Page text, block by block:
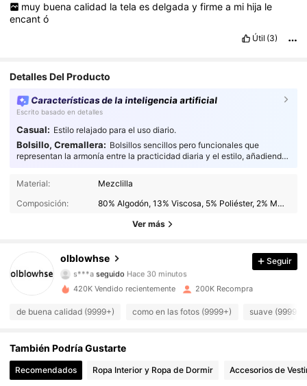
muy buena calidad la tela es delgada y firme a mi hija le
encantó
Útil (3)
Detalles Del Producto
Características de la inteligencia artificial
Escrito basado en detalles
Casual: Estilo relajado para el uso diario.
Bolsillo, Cremallera: Bolsillos sencillos pero funcionales que
representan la armonía entre la practicidad diaria y el estilo, añadiendo
Material:
Mezclilla
Composición:
80% Algodón, 13% Viscosa, 5% Poliéster, 2% Modal
Ver más
olblowhse
4,90
s***a seguido Hace 30 minutos
44K Seguidores
4,90
Seguir
420K Vendido recientemente 200K Recompra
de buena calidad (9999+) como en las fotos (9999+) suave (9999+)
También Podría Gustarte
Recomendados Ropa Interior y Ropa de Dormir Accesorios de